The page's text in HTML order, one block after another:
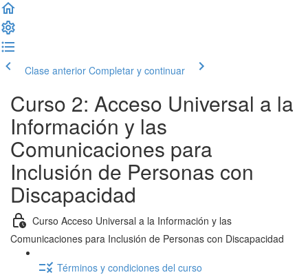
Clase anterior Completar y continuar
Curso 2: Acceso Universal a la
Información y las
Comunicaciones para
Inclusión de Personas con
Discapacidad
Curso Acceso Universal a la Información y las
Comunicaciones para Inclusión de Personas con Discapacidad
Términos y condiciones del curso